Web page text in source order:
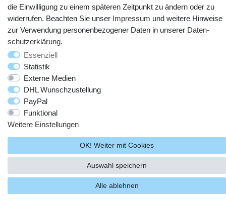
© Copyright 2025 webtotrade GmbH. Alle Rechte vorbehalten.
die Einwilligung zu einem späteren Zeitpunkt zu ändern oder zu
widerrufen. Beachten Sie unser Impressum und weitere Hinweise
zur Verwendung personenbezogener Daten in unserer Daten­
schutz­erklärung.
Essenziell
Statistik
Externe Medien
DHL Wunschzustellung
PayPal
Funktional
Weitere Einstellungen
OK! Weiter mit Cookies
Alle ablehnen
Auswahl speichern